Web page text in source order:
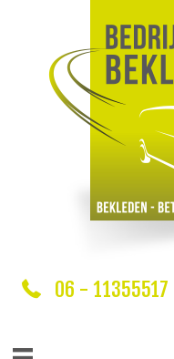
06 - 11355517